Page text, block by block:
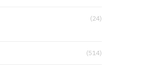
(24)
(514)